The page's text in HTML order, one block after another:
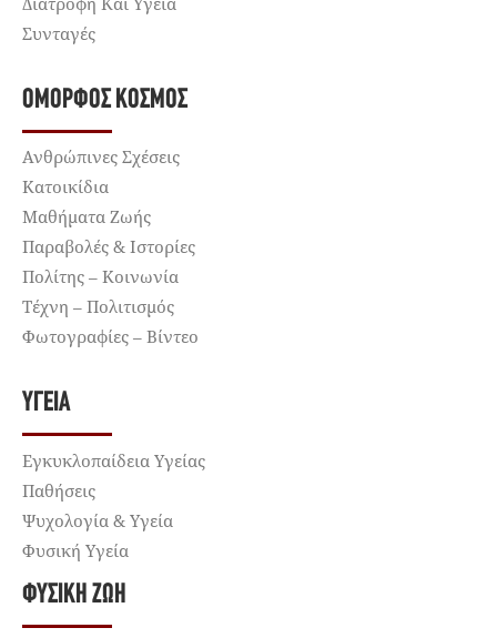
Συνταγές
ΌΜΟΡΦΟΣ ΚΌΣΜΟΣ
Ανθρώπινες Σχέσεις
Κατοικίδια
Μαθήματα Ζωής
Παραβολές & Ιστορίες
Πολίτης – Κοινωνία
Τέχνη – Πολιτισμός
Φωτογραφίες – Βίντεο
ΥΓΕΊΑ
Εγκυκλοπαίδεια Υγείας
Παθήσεις
Ψυχολογία & Υγεία
Φυσική Υγεία
ΦΥΣΙΚΉ ΖΩΉ